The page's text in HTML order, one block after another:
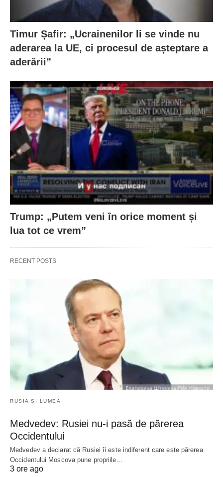
Timur Șafir: „Ucrainenilor li se vinde nu
aderarea la UE, ci procesul de așteptare a
aderării”
Trump: „Putem veni în orice moment și
lua tot ce vrem”
RECENT POSTS
RUSIA SI LUMEA
Medvedev: Rusiei nu-i pasă de părerea
Occidentului
Medvedev a declarat că Rusiei îi este indiferent care este părerea
Occidentului Moscova pune propriile…
3 ore ago